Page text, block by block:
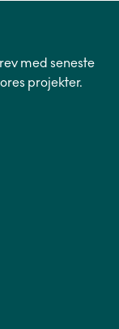
med seneste
projekter.